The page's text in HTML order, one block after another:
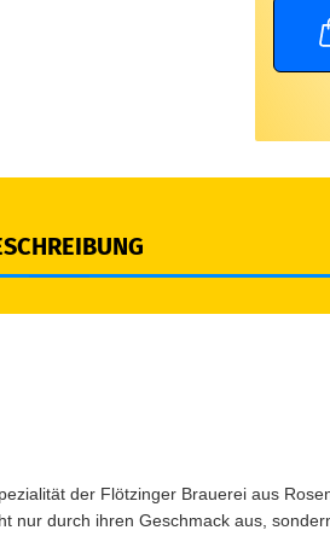
der Flötzinger Brauerei aus
nur durch ihren Geschmack aus,